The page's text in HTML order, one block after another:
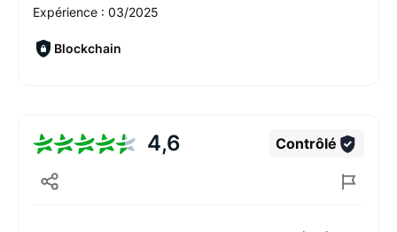
Expérience : 03/2025
Blockchain
4,6 Contrôlé